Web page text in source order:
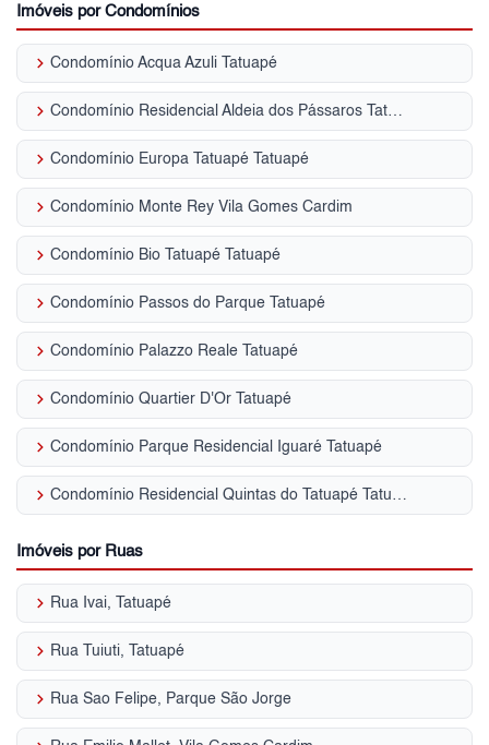
Imóveis por Condomínios
keyboard_arrow_right Condomínio Acqua Azuli Tatuapé
keyboard_arrow_right Condomínio Residencial Aldeia dos Pássaros Tatuapé
keyboard_arrow_right Condomínio Europa Tatuapé Tatuapé
keyboard_arrow_right Condomínio Monte Rey Vila Gomes Cardim
keyboard_arrow_right Condomínio Bio Tatuapé Tatuapé
keyboard_arrow_right Condomínio Passos do Parque Tatuapé
keyboard_arrow_right Condomínio Palazzo Reale Tatuapé
keyboard_arrow_right Condomínio Quartier D'Or Tatuapé
keyboard_arrow_right Condomínio Parque Residencial Iguaré Tatuapé
keyboard_arrow_right Condomínio Residencial Quintas do Tatuapé Tatuapé
Imóveis por Ruas
keyboard_arrow_right Rua Ivai, Tatuapé
keyboard_arrow_right Rua Tuiuti, Tatuapé
keyboard_arrow_right Rua Sao Felipe, Parque São Jorge